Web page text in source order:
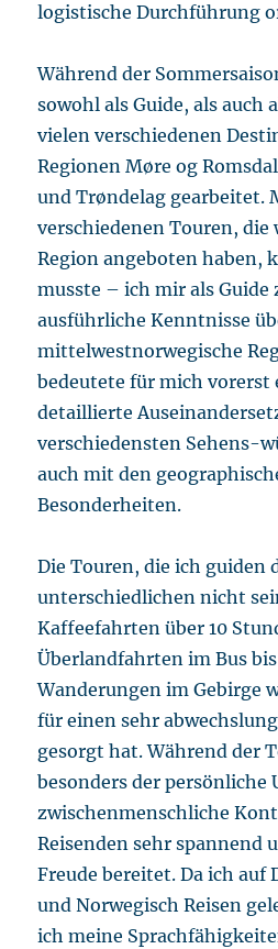
logistische Durchführung
Während der
sowohl als Guide, als auch
vielen verschiedenen
Regionen Møre og
und Trøndelag gearbeitet.
verschiedenen Touren, die
Region angeboten haben,
musste – ich mir als Guide
ausführliche Kenntnisse
mittelwestnorwegische
bedeutete für mich vorerst
detaillierte
verschiedensten Sehens-
auch mit den
Besonderheiten.
Die Touren, die ich guiden
unterschiedlichen nicht
Kaffeefahrten über 10
Überlandfahrten im Bus
Wanderungen im Gebirge
für einen sehr
gesorgt hat. Während der
besonders der persönliche
zwischenmenschliche
Reisenden sehr spannend
Freude bereitet. Da ich auf
und Norwegisch Reisen
ich meine